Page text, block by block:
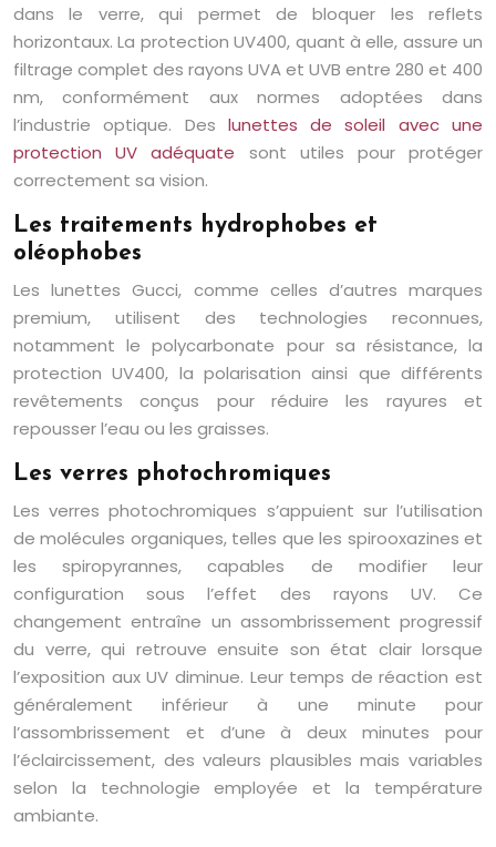
dans le verre, qui permet de bloquer les reflets
horizontaux. La protection UV400, quant à elle, assure un
filtrage complet des rayons UVA et UVB entre 280 et 400
nm, conformément aux normes adoptées dans
l’industrie optique. Des lunettes de soleil avec une
protection UV adéquate sont utiles pour protéger
correctement sa vision.
Les traitements hydrophobes et
oléophobes
Les lunettes Gucci, comme celles d’autres marques
premium, utilisent des technologies reconnues,
notamment le polycarbonate pour sa résistance, la
protection UV400, la polarisation ainsi que différents
revêtements conçus pour réduire les rayures et
repousser l’eau ou les graisses.
Les verres photochromiques
Les verres photochromiques s’appuient sur l’utilisation
de molécules organiques, telles que les spirooxazines et
les spiropyrannes, capables de modifier leur
configuration sous l’effet des rayons UV. Ce
changement entraîne un assombrissement progressif
du verre, qui retrouve ensuite son état clair lorsque
l’exposition aux UV diminue. Leur temps de réaction est
généralement inférieur à une minute pour
l’assombrissement et d’une à deux minutes pour
l’éclaircissement, des valeurs plausibles mais variables
selon la technologie employée et la température
ambiante.